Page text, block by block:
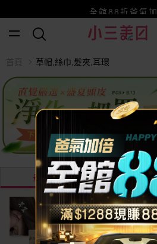
賺美幣~換好禮~立
小三美日x全支付~美幣+
全館88折爸氣
最熱銷 最新
首頁 草帽,絲巾,髮夾,耳環